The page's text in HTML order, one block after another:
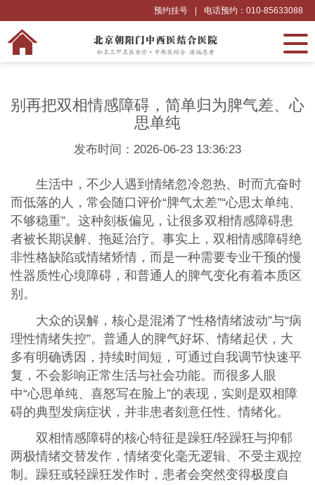
电话预约：010-85633088
预约挂号
别再把双相情感障碍，简单归为脾气差、心
思单纯
发布时间：2026-06-23 13:36:23
生活中，不少人遇到情绪忽冷忽热、时而亢奋时
而低落的人，常会随口评价“脾气太差”“心思太单纯、
不够稳重”。这种刻板偏见，让很多双相情感障碍患
者被长期误解、拖延治疗。事实上，双相情感障碍绝
非性格缺陷或情绪矫情，而是一种需要专业干预的慢
性器质性心境障碍，和普通人的脾气变化有着本质区
别。
大众的误解，核心是混淆了“性格情绪波动”与“病
理性情绪失控”。普通人的脾气好坏、情绪起伏，大
多有明确诱因，持续时间短，可通过自我调节快速平
复，不会影响正常生活与社会功能。而很多人眼
中“心思单纯、喜怒写在脸上”的表现，实则是双相障
碍的典型发病症状，并非患者刻意任性、情绪化。
双相情感障碍的核心特征是躁狂/轻躁狂与抑郁
两极情绪交替发作，情绪变化毫无逻辑、不受主观控
制。躁狂或轻躁狂发作时，患者会突然变得极度自